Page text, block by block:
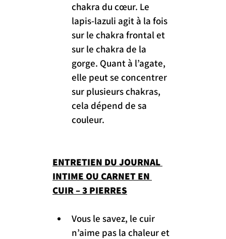
chakra du cœur. Le
lapis-lazuli agit à la fois
sur le chakra frontal et
sur le chakra de la
gorge. Quant à l’agate,
elle peut se concentrer
sur plusieurs chakras,
cela dépend de sa
couleur.
ENTRETIEN DU JOURNAL
INTIME OU CARNET EN
CUIR – 3 PIERRES
Vous le savez, le cuir
n’aime pas la chaleur et